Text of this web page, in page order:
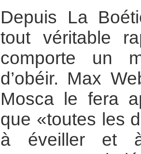
Depuis La
tout véritable
comporte un
d’obéir. Max
Mosca le fera
que «toutes les
à éveiller et